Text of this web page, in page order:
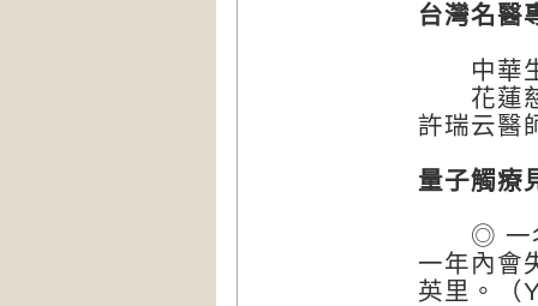
台灣名醫
中華生
花蓮慈
許瑞云醫
量子觸療
◎ 一名
一年內會
英里。（